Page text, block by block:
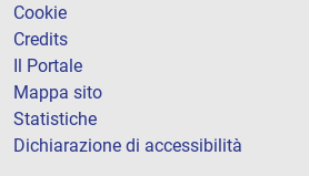
Cookie
Credits
Il Portale
Mappa sito
Statistiche
Dichiarazione di accessibilità